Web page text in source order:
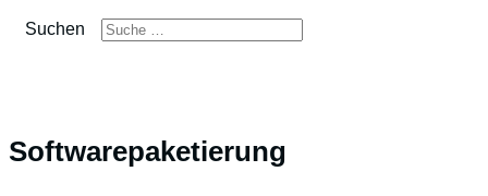
Suchen
Softwarepaketierung